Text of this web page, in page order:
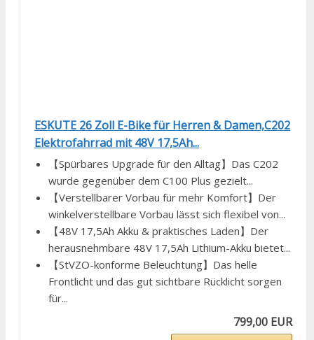
ESKUTE 26 Zoll E-Bike für Herren & Damen,C202
Elektrofahrrad mit 48V 17,5Ah...
【Spürbares Upgrade für den Alltag】Das C202
wurde gegenüber dem C100 Plus gezielt...
【Verstellbarer Vorbau für mehr Komfort】Der
winkelverstellbare Vorbau lässt sich flexibel von...
【48V 17,5Ah Akku & praktisches Laden】Der
herausnehmbare 48V 17,5Ah Lithium-Akku bietet...
【StVZO-konforme Beleuchtung】Das helle
Frontlicht und das gut sichtbare Rücklicht sorgen
für...
799,00 EUR